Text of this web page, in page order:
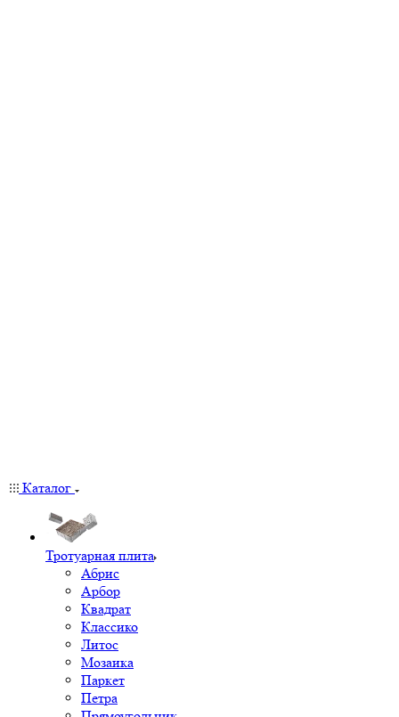
Каталог
Тротуарная плита
Абрис
Арбор
Квадрат
Классико
Литос
Мозаика
Паркет
Петра